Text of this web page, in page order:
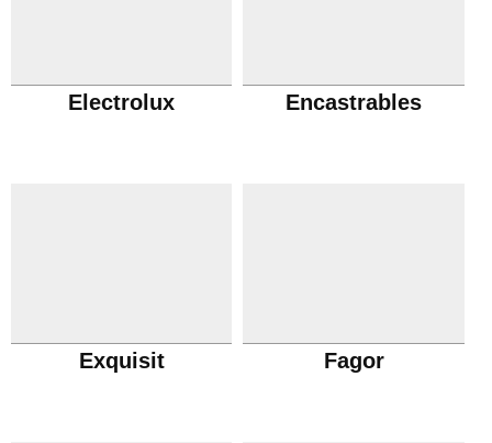
Electrolux Encastrables
Exquisit Fagor